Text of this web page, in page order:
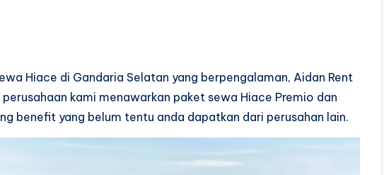
Hiace di Gandaria Selatan yang berpengalaman, Aidan Rent
kami menawarkan paket sewa Hiace Premio dan
benefit yang belum tentu anda dapatkan dari perusahan lain.